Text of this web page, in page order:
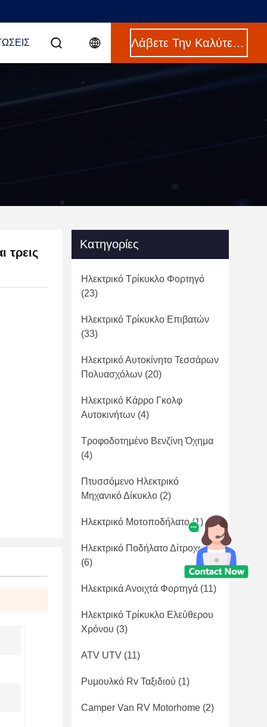
Λάβετε Την Καλύτερη Τιμή
τρεις
Κατηγορίες
Ηλεκτρικό Τρίκυκλο Φορτηγό
(23)
Ηλεκτρικό Τρίκυκλο Επιβατών
(33)
Ηλεκτρικό Αυτοκίνητο Τεσσάρων
Πολυασχόλων (20)
Ηλεκτρικό Κάρρο Γκολφ
Αυτοκινήτων (4)
Τροφοδοτημένο Βενζίνη Όχημα
(4)
Πτυσσόμενο Ηλεκτρικό
Μηχανικό Δίκυκλο (2)
Ηλεκτρικό Μοτοποδήλατο(1)
Ηλεκτρικό Ποδήλατο Δίτροχων
(6)
Ηλεκτρικά Ανοιχτά Φορτηγά (11)
Ηλεκτρικό Τρίκυκλο Ελεύθερου
Χρόνου (3)
ATV UTV (11)
Ρυμουλκό Rv Ταξιδιού (1)
Camper Van RV Motorhome (2)